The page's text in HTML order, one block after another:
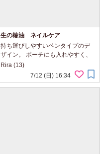
生の椿油 ネイルケア
持ち運びしやすいペンタイプのデ
ザイン。 ポーチにも入れやすく、
乾燥が気になったタイミングで手
軽に使えます。 ノック式なので必
要な量だけ出しやすく、 筆先も細
Rira (13)
7/12 (日) 16:34